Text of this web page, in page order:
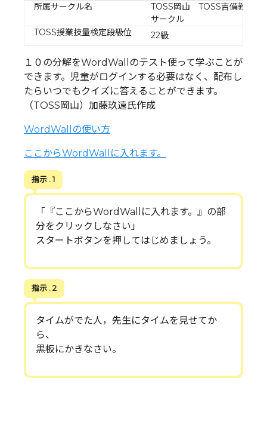
所属サークル名
TOSS岡山 TOSS吉備教育
サークル
TOSS授業技量検定段級位
22級
１０の分解をWordWallのテスト使って学ぶことが
できます。児童がログインする必要はなく、配布し
たらいつでもクイズに答えることができます。
（TOSS岡山）加藤玖遠氏作成
WordWallの使い方
ここからWordWallに入れます。
指示 . 1
「『ここからWordWallに入れます。』の部
分をクリックしなさい」
スタートボタンを押してはじめましょう。
指示 . 2
タイムがでた人，先生にタイムを見せてか
ら、
黒板にかきなさい。